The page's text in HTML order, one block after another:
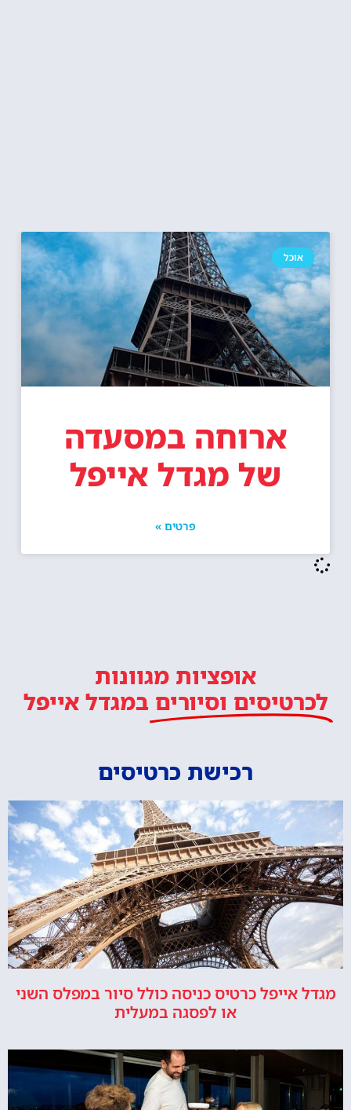
אוכל
ארוחה במסעדה
של מגדל אייפל
פרטים »
אופציות מגוונות
לכרטיסים וסיורים במגדל אייפל
רכישת כרטיסים
מגדל אייפל כרטיס כניסה כולל סיור במפלס השני
או לפסגה במעלית